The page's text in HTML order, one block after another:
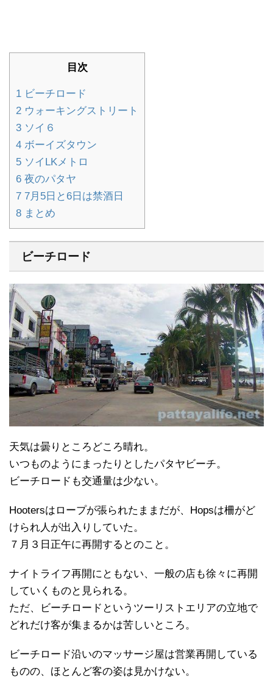
目次
1 ビーチロード
2 ウォーキングストリート
3 ソイ６
4 ボーイズタウン
5 ソイLKメトロ
6 夜のパタヤ
7 7月5日と6日は禁酒日
8 まとめ
ビーチロード
天気は曇りところどころ晴れ。
いつものようにまったりとしたパタヤビーチ。
ビーチロードも交通量は少ない。
Hootersはロープが張られたままだが、Hopsは柵がど
けられ人が出入りしていた。
７月３日正午に再開するとのこと。
ナイトライフ再開にともない、一般の店も徐々に再開
していくものと見られる。
ただ、ビーチロードというツーリストエリアの立地で
どれだけ客が集まるかは苦しいところ。
ビーチロード沿いのマッサージ屋は営業再開している
ものの、ほとんど客の姿は見かけない。